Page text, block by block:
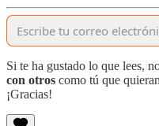
Si te ha gustado lo que lees,
con otros como tú que
¡Gracias!